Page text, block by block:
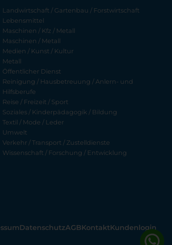
Landwirtschaft / Gartenbau / Forstwirtschaft
Lebensmittel
Maschinen / Kfz / Metall
Maschinen / Metall
Medien / Kunst / Kultur
Metall
Öffentlicher Dienst
Reinigung / Hausbetreuung / Anlern- und
Hilfsberufe
Reise / Freizeit / Sport
Soziales / Kinderpädagogik / Bildung
Textil / Mode / Leder
Umwelt
Verkehr / Transport / Zustelldienste
Wissenschaft / Forschung / Entwicklung
DatenschutzAGBKontaktKundenlogin